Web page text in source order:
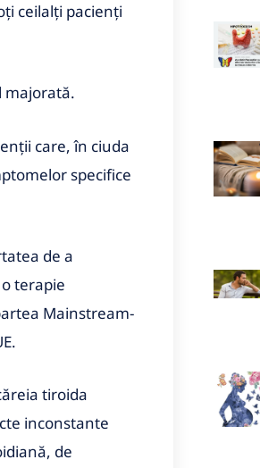
ceilalţi pacienţi
majorată.
care, în ciuda
specifice
de a
terapie
Mainstream-
tiroida
inconstante
de